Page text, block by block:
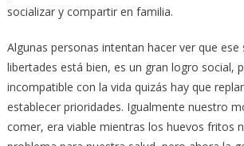
socializar y compartir en familia.
Algunas personas intentan hacer ver que ese
libertades está bien, es un gran logro social,
incompatible con la vida quizás hay que
establecer prioridades. Igualmente nuestro
comer, era viable mientras los huevos fritos